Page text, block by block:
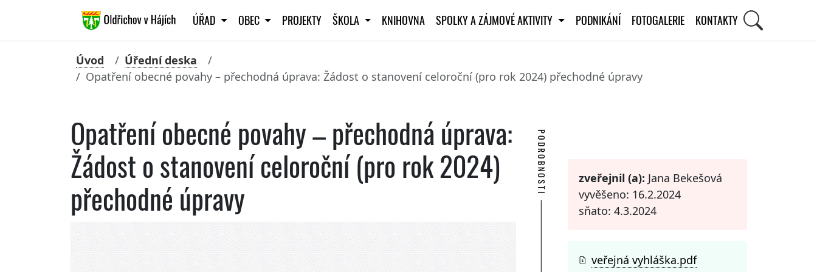
ÚŘAD OBEC PROJEKTY ŠKOLA KNIHOVNA SPOLKY A ZÁJMOVÉ AKTIVITY PODNIKÁNÍ FOTOGALERIE KONTAKTY
Úvod
Úřední deska
Opatření obecné povahy – přechodná úprava: Žádost o stanovení celoroční (pro rok 2024) přechodné úpravy
Opatření obecné povahy – přechodná úprava:
Žádost o stanovení celoroční (pro rok 2024)
přechodné úpravy
PODROBNOSTI zveřejnil (a): Jana Bekešová
vyvěšeno: 16.2.2024
sňato: 4.3.2024
veřejná vyhláška.pdf